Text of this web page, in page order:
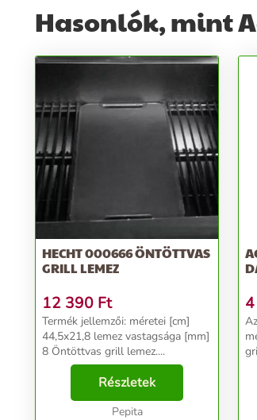
Hasonlók, mint
HECHT 000666 ÖNTÖTTVAS
GRILL LEMEZ
12 390 Ft
Termék jellemzői: méretei [cm]
44,5x21,8 lemez vastagsága [mm]
8 Öntöttvas grill lemez....
Részletek
Pepita